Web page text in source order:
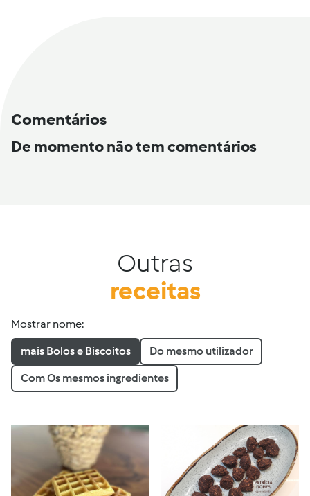
Comentários
De momento não tem comentários
Outras
receitas
Mostrar nome:
mais Bolos e Biscoitos Do mesmo utilizador
Com Os mesmos ingredientes